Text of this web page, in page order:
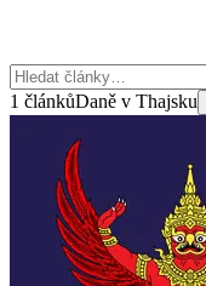
1 článkůDaně v Thajsku